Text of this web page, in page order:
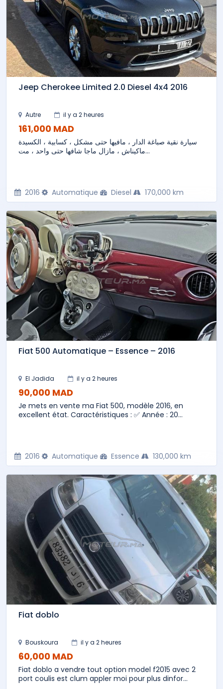
Jeep Cherokee Limited 2.0 Diesel 4x4 2016
Autre il y a 2 heures
161,000 MAD
سيارة نقية صباغة الدار ، مافيها حتى مشكل ، كسابية ، الكسيدة
ماكيناش ، مازال ماجا شافها حتى واحد ، مت...
2016 Automatique Diesel 170,000 km
Fiat 500 Automatique – Essence – 2016
El Jadida il y a 2 heures
90,000 MAD
Je mets en vente ma Fiat 500, modèle 2016, en
excellent état. Caractéristiques : ✅ Année : 20...
2016 Automatique Essence 130,000 km
Fiat doblo
Bouskoura il y a 2 heures
60,000 MAD
Fiat doblo a vendre tout option model f2015 avec 2
port coulis est clum appler moi pour plus dinfor...